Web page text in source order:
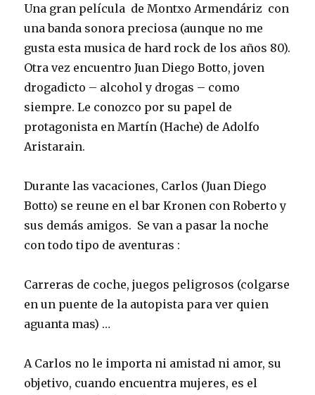
Una gran película de Montxo Armendáriz con
una banda sonora preciosa (aunque no me
gusta esta musica de hard rock de los años 80).
Otra vez encuentro Juan Diego Botto, joven
drogadicto – alcohol y drogas – como
siempre. Le conozco por su papel de
protagonista en Martín (Hache) de Adolfo
Aristarain.
Durante las vacaciones, Carlos (Juan Diego
Botto) se reune en el bar Kronen con Roberto y
sus demás amigos. Se van a pasar la noche
con todo tipo de aventuras :
Carreras de coche, juegos peligrosos (colgarse
en un puente de la autopista para ver quien
aguanta mas) …
A Carlos no le importa ni amistad ni amor, su
objetivo, cuando encuentra mujeres, es el